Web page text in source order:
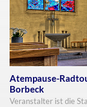
Atempause-
Borbeck
Veranstalter ist die